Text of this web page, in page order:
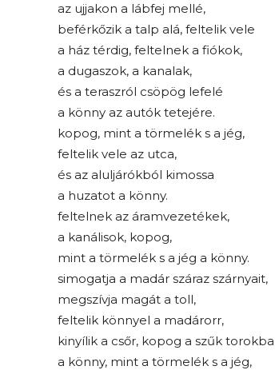
az ujjakon a lábfej mellé,
beférkőzik a talp alá, feltelik vele
a ház térdig, feltelnek a fiókok,
a dugaszok, a kanalak,
és a teraszról csöpög lefelé
a könny az autók tetejére.
kopog, mint a törmelék s a jég,
feltelik vele az utca,
és az aluljárókból kimossa
a huzatot a könny.
feltelnek az áramvezetékek,
a kanálisok, kopog,
mint a törmelék s a jég a könny.
simogatja a madár száraz szárnyait,
megszívja magát a toll,
feltelik könnyel a madárorr,
kinyílik a csőr, kopog a szűk
a könny, mint a törmelék s a jég,